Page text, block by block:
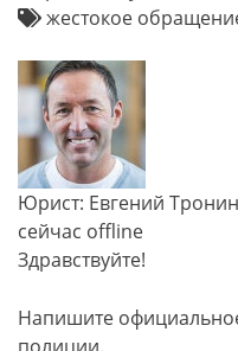
жестокое
Юрист: Евгений Тронин
сейчас offline
Здравствуйте!
Напишите